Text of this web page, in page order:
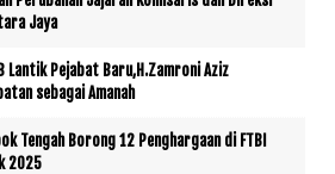
Jaya
Lantik Pejabat Baru,H.Zamroni Aziz
sebagai Amanah
Tengah Borong 12 Penghargaan di FTBI
2025